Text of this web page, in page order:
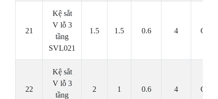
21
Kệ sắt
V lỗ 3
tầng
SVL021
1.5 1.5 0.6 4 Cái
22
Kệ sắt
V lỗ 3
tầng
2 1 0.6 4 Cái